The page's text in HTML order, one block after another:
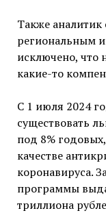
Также аналитик
региональным
исключено, что
какие-то
С 1 июля 2024
существовать
под 8%
качестве
коронавируса.
программы
триллиона